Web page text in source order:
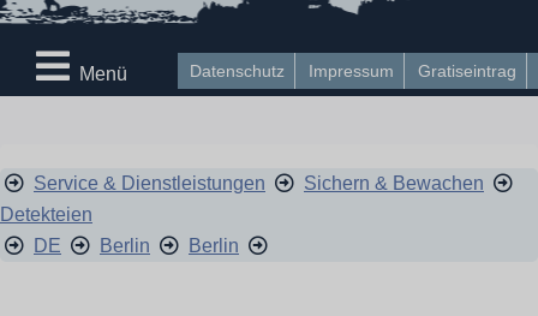
Datenschutz Impressum Gratiseintrag
Menü
Service & Dienstleistungen
Sichern & Bewachen
Detekteien
DE
Berlin Berlin